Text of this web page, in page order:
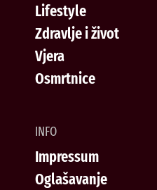
Lifestyle
Zdravlje i život
Vjera
Osmrtnice
INFO
Impressum
Oglašavanje